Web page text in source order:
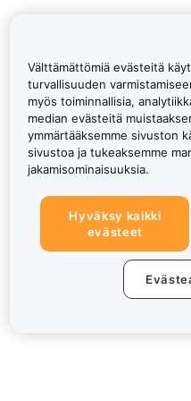
Välttämättömiä evästeitä
turvallisuuden
myös toiminnallisia,
median evästeitä
ymmärtääksemme sivuston
sivustoa ja tukeaksemme
jakamisominaisuuksia.
Hyväksy kaikki
evästeet